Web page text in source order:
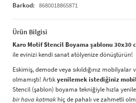
Barkod: 8680018865871
Ürün Bilgisi
Karo Motif Stencil Boyama şablonu 30x30
ile evinizi kendi sanat atölyenize dönüştürün!
Eskimiş, demode veya sıkıldığınız
olmamıştı! Artıkyenilemek istediğiniz
Stencil (şablon) boyama tekniğiyle hızla
bir hava katmak hiç de pahalı ve zahmetli